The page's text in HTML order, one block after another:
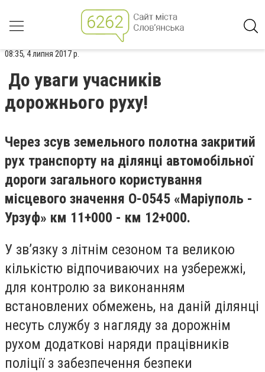
08:35, 4 липня 2017 р.
До уваги учасників
дорожнього руху!
Через зсув земельного полотна закритий
рух транспорту на ділянці автомобільної
дороги загального користування
місцевого значення О-0545 «Маріуполь -
Урзуф» км 11+000 - км 12+000.
У зв’язку з літнім сезоном та великою
кількістю відпочиваючих на узбережжі,
для контролю за виконанням
встановлених обмежень, на даній ділянці
несуть службу з нагляду за дорожнім
рухом додаткові наряди працівників
поліції з забезпечення безпеки